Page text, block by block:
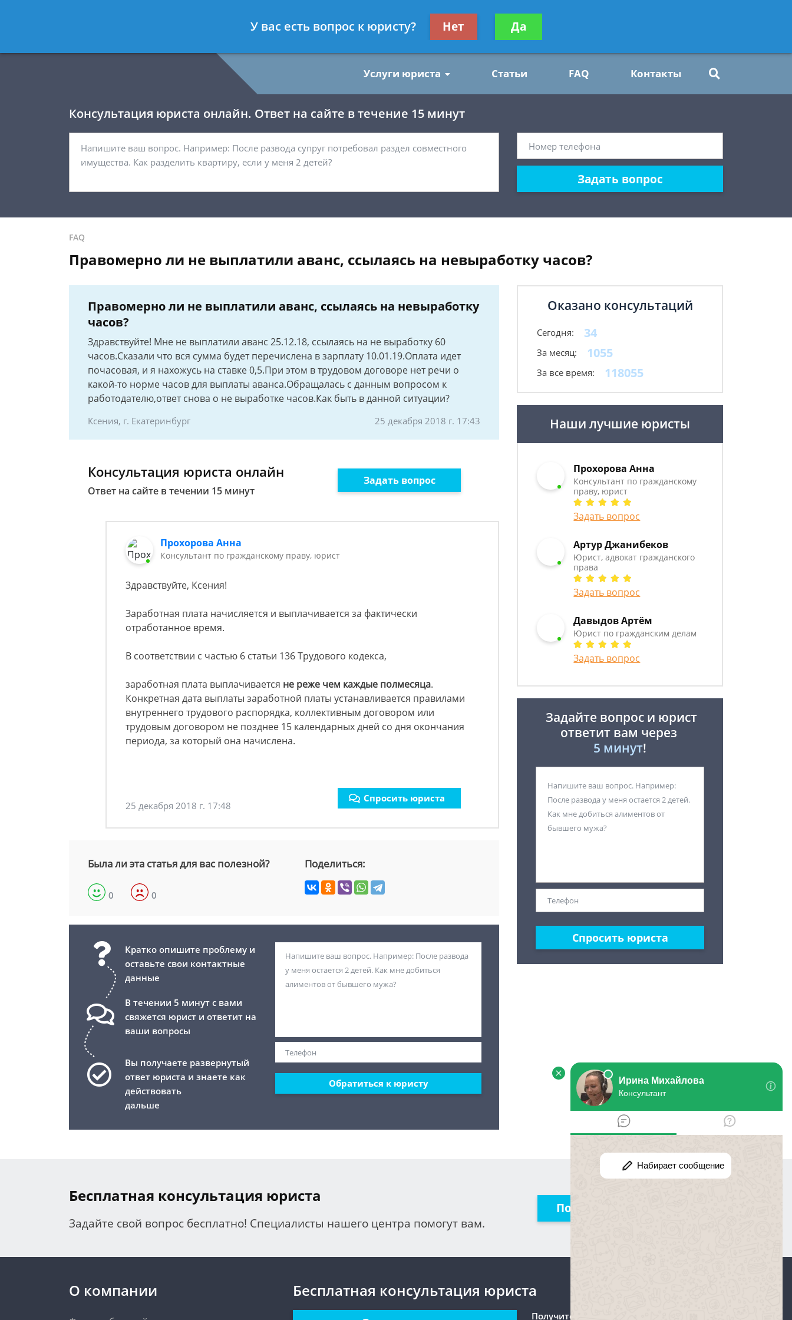
- Юрист по гражданским делам
Получите консультацию
бесплатно
Услуги юриста Статьи FAQ Контакты
Консультация юриста онлайн. Ответ на сайте в течение 15 минут
Задать вопрос
FAQ
Правомерно ли не выплатили аванс, ссылаясь на невыработку часов?
Правомерно ли не выплатили аванс, ссылаясь на невыработку
часов?
Здравствуйте! Мне не выплатили аванс 25.12.18, ссылаясь на не выработку 60
часов.Сказали что вся сумма будет перечислена в зарплату 10.01.19.Оплата идет
почасовая, и я нахожусь на ставке 0,5.При этом в трудовом договоре нет речи о
какой-то норме часов для выплаты аванса.Обращалась с данным вопросом к
работодателю,ответ снова о не выработке часов.Как быть в данной ситуации?
Ксения, г. Екатеринбург 25 декабря 2018 г. 17:43
Консультация юриста онлайн
Ответ на сайте в течении 15 минут
Задать вопрос
Прохорова Анна
Консультант по гражданскому праву, юрист
Здравствуйте, Ксения!
Заработная плата начисляется и выплачивается за фактически
отработанное время.
В соответствии с частью 6 статьи 136 Трудового кодекса,
заработная плата выплачивается не реже чем каждые полмесяца.
Конкретная дата выплаты заработной платы устанавливается правилами
внутреннего трудового распорядка, коллективным договором или
трудовым договором не позднее 15 календарных дней со дня окончания
периода, за который она начислена.
25 декабря 2018 г. 17:48
Спросить юриста
Была ли эта статья для вас полезной?
0 0
Поделиться:
Кратко опишите проблему и
оставьте свои контактные
данные
В течении 5 минут с вами
свяжется юрист и ответит на
ваши вопросы
Вы получаете развернутый
ответ юриста и знаете как
действовать
дальше
Обратиться к юристу
Оказано консультаций
Сегодня: 34
За месяц: 1055
За все время: 118055
Наши лучшие юристы
Прохорова Анна
Консультант по гражданскому
праву, юрист
Задать вопрос
Артур Джанибеков
Юрист, адвокат гражданского
права
Задать вопрос
Давыдов Артём
Юрист по гражданским делам
Задать вопрос
Задайте вопрос и юрист
ответит вам через
5 минут!
Спросить юриста
Бесплатная консультация юриста
Задайте свой вопрос бесплатно! Специалисты нашего центра помогут вам.
Получить консультацию
О компании Бесплатная консультация юриста
Получите консультацию
У вас есть вопрос к юристу? Нет Да